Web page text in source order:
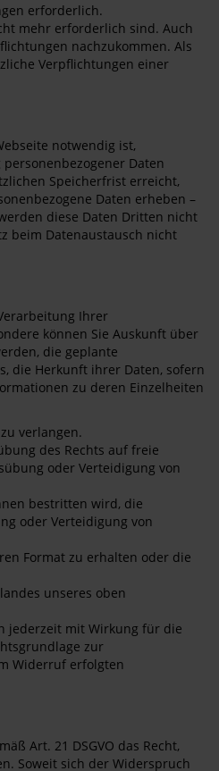
erforderlich.
mehr erforderlich sind. Auch
nachzukommen. Als
Verpflichtungen einer
notwendig ist,
Daten
Speicherfrist erreicht,
Daten erheben –
diese Daten Dritten nicht
beim Datenaustausch nicht
Ihrer
können Sie Auskunft über
die geplante
die Herkunft ihrer Daten, sofern
zu deren Einzelheiten
verlangen.
des Rechts auf freie
oder Verteidigung von
bestritten wird, die
oder Verteidigung von
Format zu erhalten oder die
unseres oben
jederzeit mit Wirkung für die
zur
Widerruf erfolgten
Art. 21 DSGVO das Recht,
Soweit sich der Widerspruch